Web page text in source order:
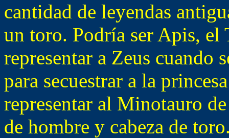
cantidad de leyendas
un toro. Podría ser Apis, el
representar a Zeus
para secuestrar a la
representar al Minotauro
de hombre y cabeza de